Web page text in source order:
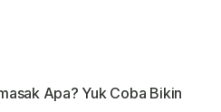
Apa? Yuk Coba Bikin